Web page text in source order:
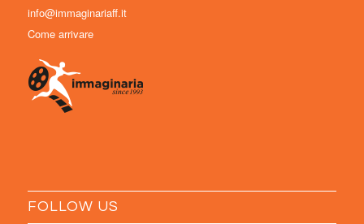
info@immaginariaff.it
Come arrivare
FOLLOW US